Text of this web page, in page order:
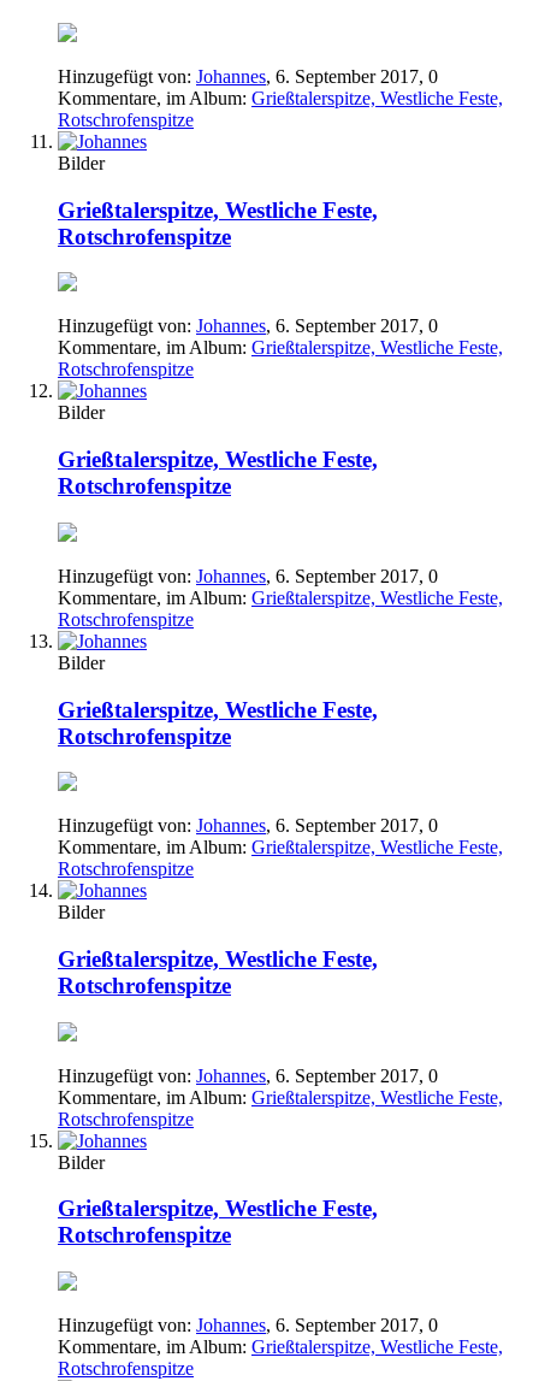
Hinzugefügt von: Johannes, 6. September 2017, 0
Kommentare, im Album: Grießtalerspitze, Westliche Feste,
Rotschrofenspitze
Bilder
Grießtalerspitze, Westliche Feste,
Rotschrofenspitze
Hinzugefügt von: Johannes, 6. September 2017, 0
Kommentare, im Album: Grießtalerspitze, Westliche Feste,
Rotschrofenspitze
Bilder
Grießtalerspitze, Westliche Feste,
Rotschrofenspitze
Hinzugefügt von: Johannes, 6. September 2017, 0
Kommentare, im Album: Grießtalerspitze, Westliche Feste,
Rotschrofenspitze
Bilder
Grießtalerspitze, Westliche Feste,
Rotschrofenspitze
Hinzugefügt von: Johannes, 6. September 2017, 0
Kommentare, im Album: Grießtalerspitze, Westliche Feste,
Rotschrofenspitze
Bilder
Grießtalerspitze, Westliche Feste,
Rotschrofenspitze
Hinzugefügt von: Johannes, 6. September 2017, 0
Kommentare, im Album: Grießtalerspitze, Westliche Feste,
Rotschrofenspitze
Bilder
Grießtalerspitze, Westliche Feste,
Rotschrofenspitze
Hinzugefügt von: Johannes, 6. September 2017, 0
Kommentare, im Album: Grießtalerspitze, Westliche Feste,
Rotschrofenspitze